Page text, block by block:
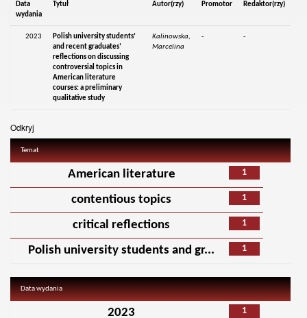
Data
wydania
Tytuł Autor(rzy) Promotor Redaktor(rzy)
2023
Polish university students’
and recent graduates’
reflections on discussing
controversial topics in
American literature
courses: a preliminary
qualitative study
Kalinowska,
Marcelina
- -
Odkryj
Temat
1
American literature
1
contentious topics
1
critical reflections
1
Polish university students and gr...
Data wydania
1
2023